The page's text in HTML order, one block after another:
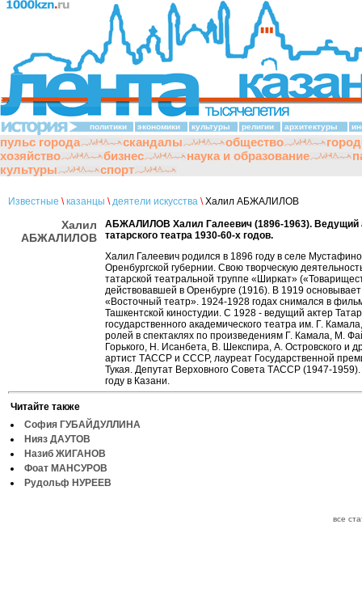
политики экономики культуры религии архитектуры
пульс города скандалы общество
хозяйство
бизнес наука и образование
культуры
спорт
Известные \ казанцы \ деятели искусства \Халил АБЖАЛИЛОВ
Халил
АБЖАЛИЛОВ
АБЖАЛИЛОВ Халил Галеевич (1896-1963). Ведущий
татарского театра 1930-60-х годов.
Халил Галеевич родился в 1896 году в селе Мустафино
Оренбургской губернии. Свою творческую
татарской театральной труппе «Ширкат»
действовавшей в Оренбурге (1916). В 1919
«Восточный театр». 1924-1928 годах снимался в
Ташкентской киностудии. С 1928 - ведущий актер
государственного академического театра им. Г.
ролей в спектаклях по произведениям Г. Камала, М.
Горького, Н. Исанбета, В. Шекспира, А. Островского и
артист ТАССР и СССР, лауреат Государственной
Тукая. Депутат Верховного Совета ТАССР (1947-
году в Казани.
Читайте также
София ГУБАЙДУЛЛИНА
Нияз ДАУТОВ
Назиб ЖИГАНОВ
Фоат МАНСУРОВ
Рудольф НУРЕЕВ
все